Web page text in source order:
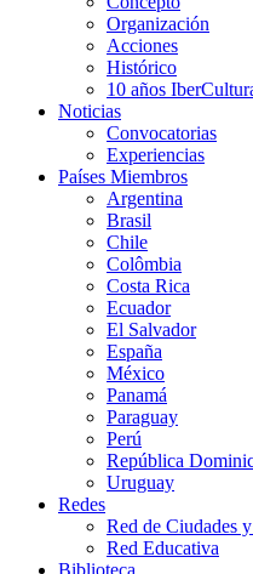
Organización
Acciones
Histórico
10 años
Noticias
Convocatorias
Experiencias
Países Miembros
Argentina
Brasil
Chile
Colômbia
Costa Rica
Ecuador
El Salvador
España
México
Panamá
Paraguay
Perú
República
Uruguay
Redes
Red de Ciudades
Red Educativa
Biblioteca